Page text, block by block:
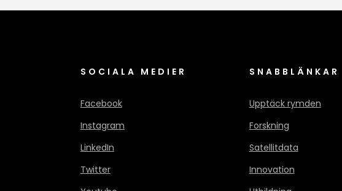
SOCIALA MEDIER
Facebook
Instagram
LinkedIn
Twitter
SNABBLÄNKAR
Upptäck rymden
Forskning
Satellitdata
Innovation